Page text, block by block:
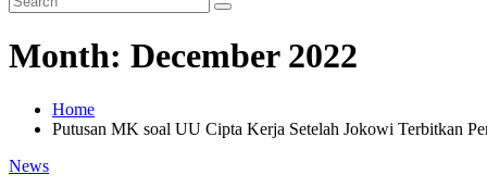
Month: December 2022
Home
Putusan MK soal UU Cipta Kerja Setelah Jokowi Terbitkan
News